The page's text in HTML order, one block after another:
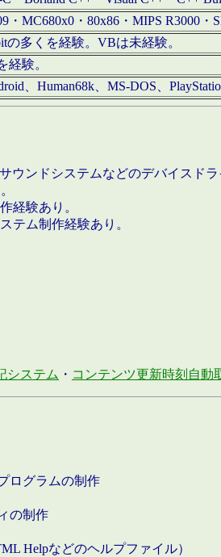
・MC680x0・80x86・MIPS R3000
の多くを経験。VBは未経験。
経験。
、Human68k、MS-DOS、
ウンドシステムなどのデバイスドラ
経験あり。
テム制作経験あり。
システム ・ コンテンツ更新時刻自動
ログラムの制作
の制作
Helpなどのヘルプファイル）